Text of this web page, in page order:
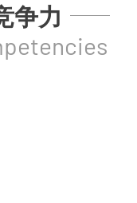
争力